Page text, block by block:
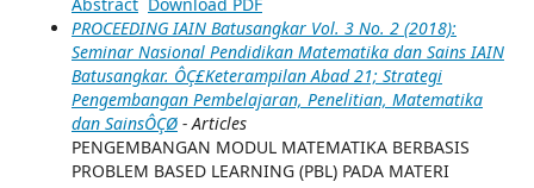
PROCEEDING IAIN Batusangkar Vol. 3 No. 2 (2018):
Seminar Nasional Pendidikan Matematika dan Sains IAIN
Batusangkar. ÔÇ£Keterampilan Abad 21; Strategi
Pengembangan Pembelajaran, Penelitian, Matematika
dan SainsÔÇØ - Articles
PENGEMBANGAN MODUL MATEMATIKA BERBASIS
PROBLEM BASED LEARNING (PBL) PADA MATERI